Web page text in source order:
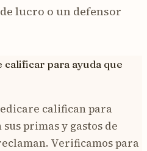
lucro o un defensor
calificar para ayuda que
califican para
primas y gastos de
Verificamos para